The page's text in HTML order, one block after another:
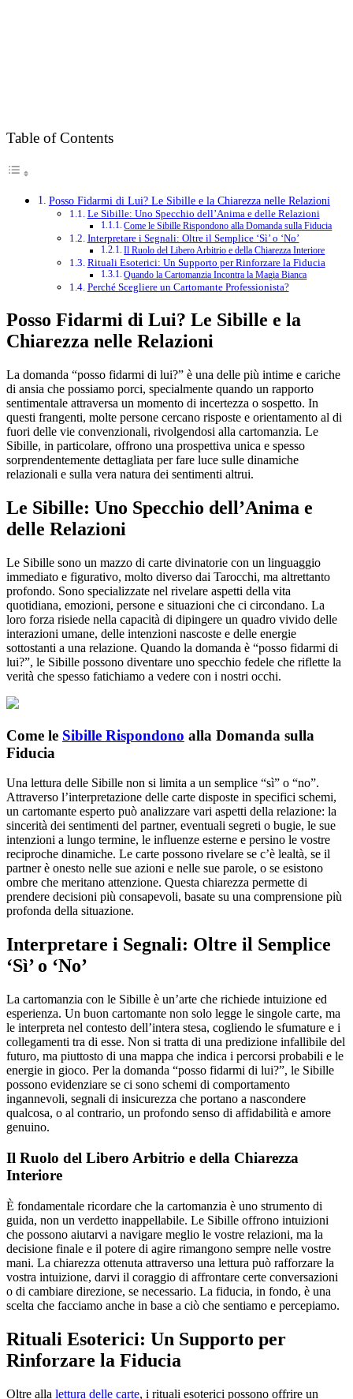
Table of Contents
Posso Fidarmi di Lui? Le Sibille e la Chiarezza nelle Relazioni
Le Sibille: Uno Specchio dell’Anima e delle Relazioni
Come le Sibille Rispondono alla Domanda sulla Fiducia
Interpretare i Segnali: Oltre il Semplice ‘Sì’ o ‘No’
Il Ruolo del Libero Arbitrio e della Chiarezza Interiore
Rituali Esoterici: Un Supporto per Rinforzare la Fiducia
Quando la Cartomanzia Incontra la Magia Bianca
Perché Scegliere un Cartomante Professionista?
Posso Fidarmi di Lui? Le Sibille e la
Chiarezza nelle Relazioni
La domanda “posso fidarmi di lui?” è una delle più intime e cariche
di ansia che possiamo porci, specialmente quando un rapporto
sentimentale attraversa un momento di incertezza o sospetto. In
questi frangenti, molte persone cercano risposte e orientamento al di
fuori delle vie convenzionali, rivolgendosi alla cartomanzia. Le
Sibille, in particolare, offrono una prospettiva unica e spesso
sorprendentemente dettagliata per fare luce sulle dinamiche
relazionali e sulla vera natura dei sentimenti altrui.
Le Sibille: Uno Specchio dell’Anima e
delle Relazioni
Le Sibille sono un mazzo di carte divinatorie con un linguaggio
immediato e figurativo, molto diverso dai Tarocchi, ma altrettanto
profondo. Sono specializzate nel rivelare aspetti della vita
quotidiana, emozioni, persone e situazioni che ci circondano. La
loro forza risiede nella capacità di dipingere un quadro vivido delle
interazioni umane, delle intenzioni nascoste e delle energie
sottostanti a una relazione. Quando la domanda è “posso fidarmi di
lui?”, le Sibille possono diventare uno specchio fedele che riflette la
verità che spesso fatichiamo a vedere con i nostri occhi.
Come le Sibille Rispondono alla Domanda sulla
Fiducia
Una lettura delle Sibille non si limita a un semplice “sì” o “no”.
Attraverso l’interpretazione delle carte disposte in specifici schemi,
un cartomante esperto può analizzare vari aspetti della relazione: la
sincerità dei sentimenti del partner, eventuali segreti o bugie, le sue
intenzioni a lungo termine, le influenze esterne e persino le vostre
reciproche dinamiche. Le carte possono rivelare se c’è lealtà, se il
partner è onesto nelle sue azioni e nelle sue parole, o se esistono
ombre che meritano attenzione. Questa chiarezza permette di
prendere decisioni più consapevoli, basate su una comprensione più
profonda della situazione.
Interpretare i Segnali: Oltre il Semplice
‘Sì’ o ‘No’
La cartomanzia con le Sibille è un’arte che richiede intuizione ed
esperienza. Un buon cartomante non solo legge le singole carte, ma
le interpreta nel contesto dell’intera stesa, cogliendo le sfumature e i
collegamenti tra di esse. Non si tratta di una predizione infallibile del
futuro, ma piuttosto di una mappa che indica i percorsi probabili e le
energie in gioco. Per la domanda “posso fidarmi di lui?”, le Sibille
possono evidenziare se ci sono schemi di comportamento
ingannevoli, segnali di insicurezza che portano a nascondere
qualcosa, o al contrario, un profondo senso di affidabilità e amore
genuino.
Il Ruolo del Libero Arbitrio e della Chiarezza
Interiore
È fondamentale ricordare che la cartomanzia è uno strumento di
guida, non un verdetto inappellabile. Le Sibille offrono intuizioni
che possono aiutarvi a navigare meglio le vostre relazioni, ma la
decisione finale e il potere di agire rimangono sempre nelle vostre
mani. La chiarezza ottenuta attraverso una lettura può rafforzare la
vostra intuizione, darvi il coraggio di affrontare certe conversazioni
o di cambiare direzione, se necessario. La fiducia, in fondo, è una
scelta che facciamo anche in base a ciò che sentiamo e percepiamo.
Rituali Esoterici: Un Supporto per
Rinforzare la Fiducia
Oltre alla lettura delle carte, i rituali esoterici possono offrire un